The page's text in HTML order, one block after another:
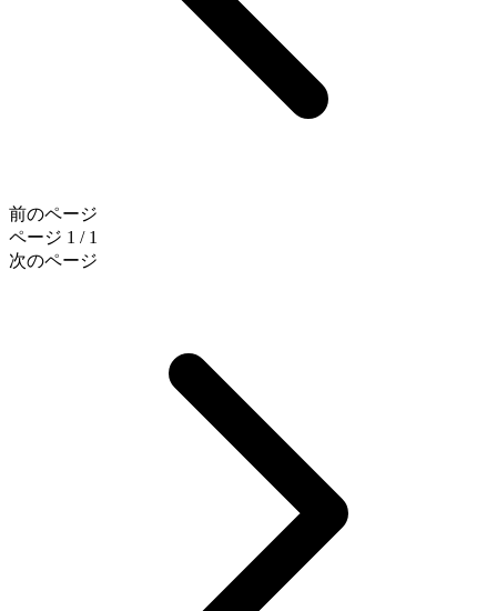
前のページ
ページ 1 / 1
次のページ